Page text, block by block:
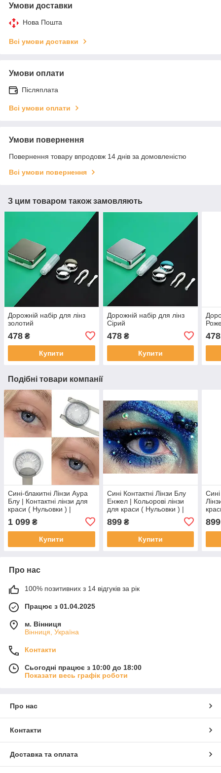
Умови доставки
Нова Пошта
Всі умови доставки
Умови оплати
Післяплата
Всі умови оплати
Умови повернення
Повернення товару впродовж 14 днів за домовленістю
Всі умови повернення
З цим товаром також замовляють
Дорожній набір для лінз
золотий
478 ₴
Купити
Дорожній набір для лінз
Сірий
478₴
Купити
478
Подібні товари компанії
Сині-блакитні Лінзи Аура
Блу | Контактні лінзи для
краси ( Нульовки ) |
Натуральні-Природні | Для
світлих - чорних очей
1 099 ₴
Купити
Сині Контактні Лінзи Блу
Енжел | Кольорові лінзи
для краси ( Нульовки ) |
Натуральні-Природні | Для
світлих - чорних очей
899₴
Купити
899
Про нас
100% позитивних з 14 відгуків за рік
Працює з 01.04.2025
м. Вінниця
Вінниця, Україна
Контакти
Сьогодні працює з 10:00 до 18:00
Показати весь графік роботи
Про нас
Контакти
Доставка та оплата